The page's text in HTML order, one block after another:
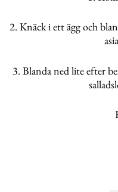
2. Knäck i ett ägg och
3. Blanda ned lite efter